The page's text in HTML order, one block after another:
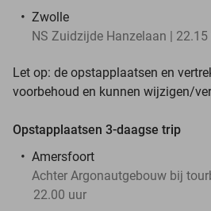
Zwolle
NS Zuidzijde Hanzelaan | 22.15
Let op: de opstapplaatsen en
voorbehoud en kunnen wijzigen/
Opstapplaatsen 3-daagse trip
Amersfoort
Achter Argonautgebouw bij
22.00 uur